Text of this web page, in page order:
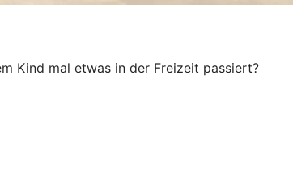
Kind mal etwas in der Freizeit passiert?